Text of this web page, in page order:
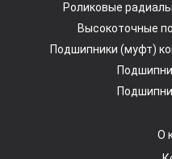
Роликовые
Высокоточные
Подшипники (муфт)
О